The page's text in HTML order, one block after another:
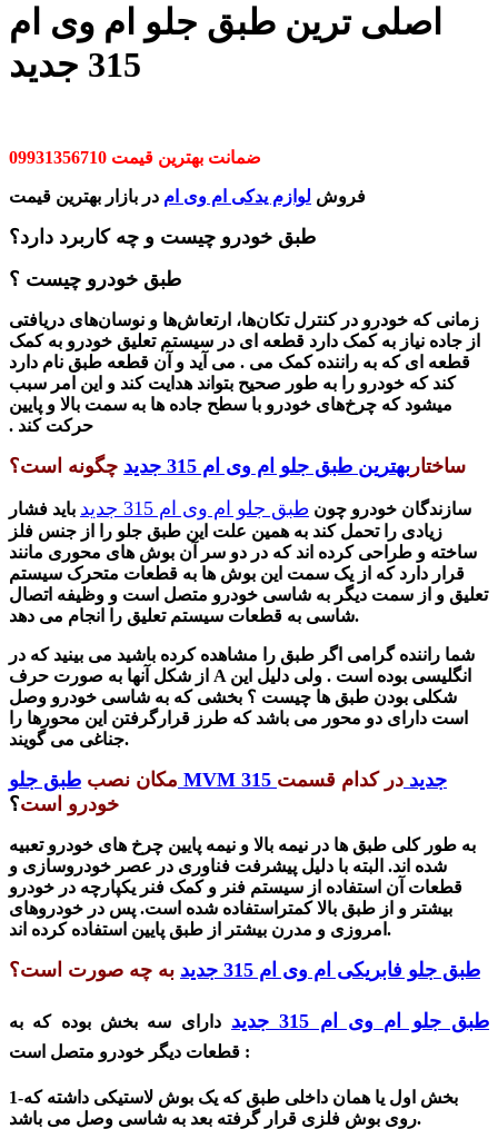
اصلی ترین طبق جلو ام وی ام
315 جدید
ضمانت بهترین قیمت 09931356710
فروش لوازم یدکی ام وی ام در بازار بهترین قیمت
طبق خودرو چیست و چه کاربرد دارد؟
طبق خودرو چیست ؟
زمانی که خودرو در کنترل تکان‌ها، ارتعاش‌ها و نوسان‌های دریافتی
از جاده نیاز به کمک دارد قطعه ای در سیستم تعلیق خودرو به کمک
می آید و آن قطعه طبق نام دارد . قطعه ای که به راننده کمک می
کند که خودرو را به طور صحیح بتواند هدایت کند و این امر سبب
میشود که چرخ‌های خودرو با سطح جاده ها به سمت بالا و پایین
حرکت کند .
ساختار بهترین طبق جلو ام وی ام 315 جدید چگونه است؟
سازندگان خودرو چون طبق جلو ام وی ام 315 جدید
باید فشار
زیادی را تحمل کند به همین علت این طبق جلو را از جنس فلز
ساخته و طراحی کرده اند که در دو سر آن بوش های محوری مانند
قرار دارد که از یک سمت این بوش ها به قطعات متحرک سیستم
تعلیق و از سمت دیگر به شاسی خودرو متصل است و وظیفه اتصال
شاسی به قطعات سیستم تعلیق را انجام می دهد.
شما راننده گرامی اگر طبق را مشاهده کرده باشید می بینید که در
از شکل آنها به صورت حرف A انگلیسی بوده است . ولی دلیل این
شکلی بودن طبق ها چیست ؟ بخشی که به شاسی خودرو وصل
است دارای دو محور می باشد که طرز قرارگرفتن این محورها را
جناغی می گویند.
مکان نصب طبق جلو MVM 315 جدید در کدام قسمت
خودرو است؟
به طور کلی طبق ها در نیمه بالا و نیمه پایین چرخ های خودرو تعبیه
شده اند. البته با دلیل پیشر فت فناوری در عصر خودروسازی و
قطعات آن استفاده از سیستم فنر و کمک فنر یکپارچه در خودرو
بیشتر و از طبق بالا کمتراستفاده شده است. پس در خودروهای
امروزی و مدرن بیشتر از طبق پایین استفاده کرده اند.
طبق جلو فابریکی ام وی ام 315 جدید به چه صورت است؟
طبق جلو ام وی ام 315 جدید
دارای سه بخش بوده که به
قطعات دیگر خ ودرو متصل است :
1-بخش اول یا همان داخلی طبق که یک بوش لاستیکی داشته که
روی بوش فلزی قرار گرفته بعد به شاسی وصل می باشد.